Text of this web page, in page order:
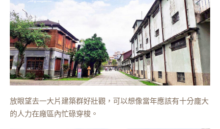
放眼望去一大片建築群好壯觀，可以想像當年應該有十分龐大
的人力在廠區內忙碌穿梭。